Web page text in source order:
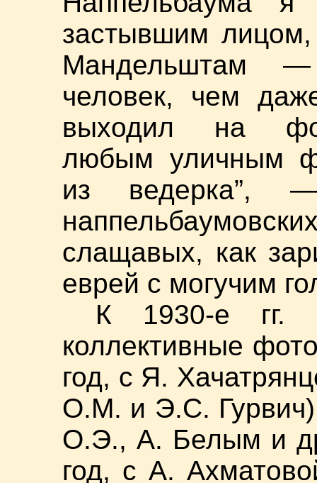
застывшим
Мандельштам —
человек, чем
выходил на
любым уличным
из
слащавых, как
еврей с могучим
К 1930-е гг.
коллективные
год, с Я.
О.М. и Э.С.
О.Э., А. Белым и
год, с А.